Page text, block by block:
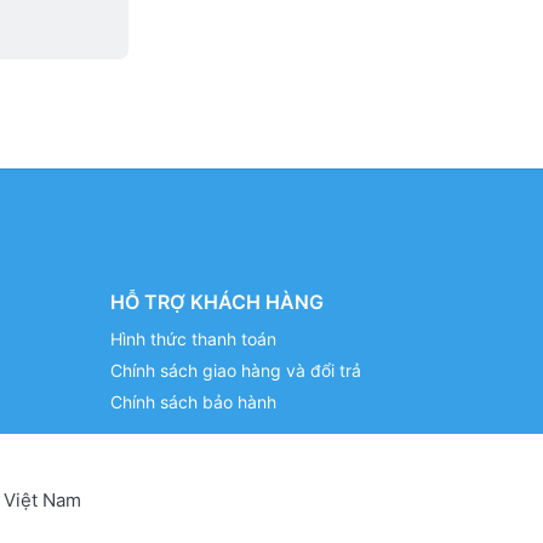
HỖ TRỢ KHÁCH HÀNG
Hình thức thanh toán
Chính sách giao hàng và đổi trả
Chính sách bảo hành
Nam